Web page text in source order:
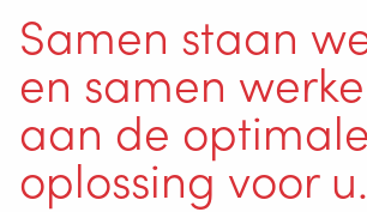
Samen staan
en samen
aan de optimale
oplossing voor u.